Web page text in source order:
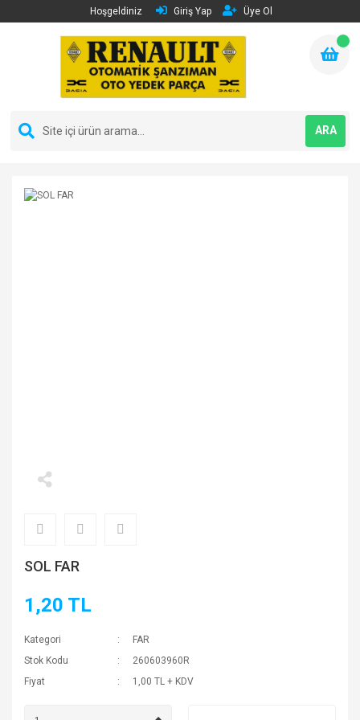
Hoşgeldiniz Giriş Yap Üye Ol
ARA
SOL FAR
1,20 TL
Kategori
FAR
Stok Kodu
260603960R
Fiyat
1,00 TL + KDV